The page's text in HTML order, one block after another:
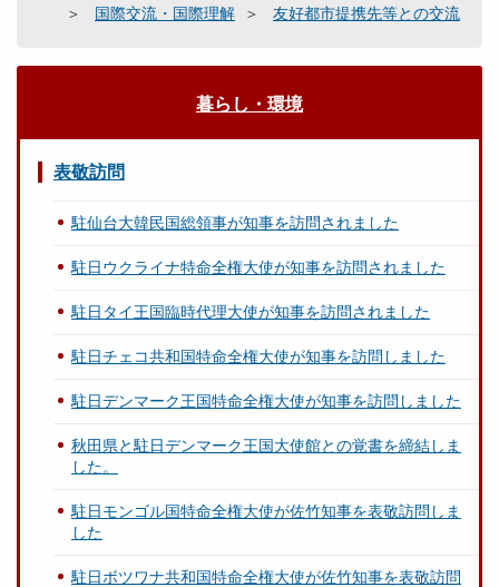
国際交流・国際理解
友好都市提携先等との交流
暮らし・環境
表敬訪問
駐仙台大韓民国総領事が知事を訪問されました
駐日ウクライナ特命全権大使が知事を訪問されました
駐日タイ王国臨時代理大使が知事を訪問されました
駐日チェコ共和国特命全権大使が知事を訪問しました
駐日デンマーク王国特命全権大使が知事を訪問しました
秋田県と駐日デンマーク王国大使館との覚書を締結しま
した。
駐日モンゴル国特命全権大使が佐竹知事を表敬訪問しま
した
駐日ボツワナ共和国特命全権大使が佐竹知事を表敬訪問